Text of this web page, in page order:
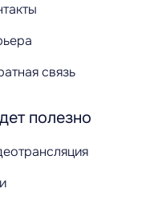
связь
полезно